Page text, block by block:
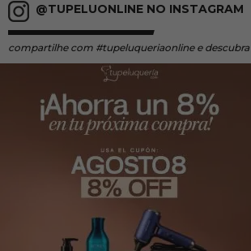
@TUPELUONLINE NO INSTAGRAM
compartilhe com #tupeluqueriaonline e